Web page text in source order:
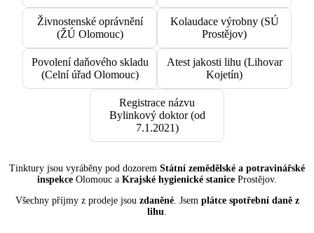
Živnostenské oprávnění
(ŽÚ Olomouc)
Kolaudace výrobny (SÚ
Prostějov)
Povolení daňového skladu
(Celní úřad Olomouc)
Atest jakosti lihu (Lihovar
Kojetín)
Registrace názvu
Bylinkový doktor (od
7.1.2021)
Tinktury jsou vyráběny pod dozorem Státní zemědělské a potravinářské
inspekce Olomouc a Krajské hygienické stanice Prostějov.
Všechny příjmy z prodeje jsou zdaněné. Jsem plátce spotřební daně z
lihu.